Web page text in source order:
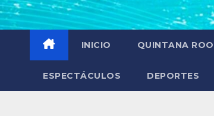
INICIO QUINTANA ROO
ESPECTÁCULOS DEPORTES